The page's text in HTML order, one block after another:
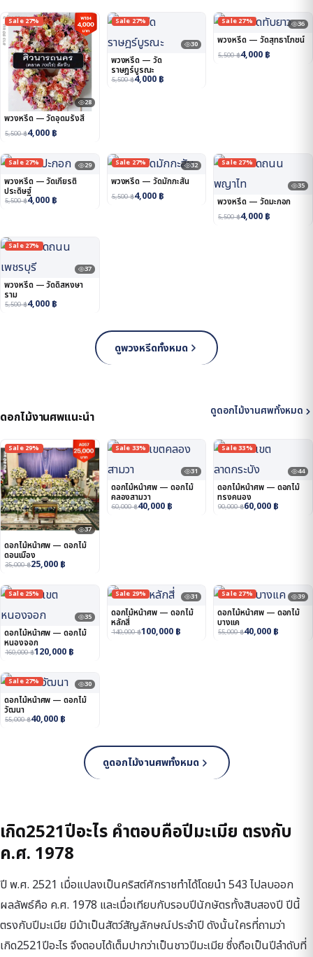
Sale 27%
28
พวงหรีด — วัดอุดมรังสี
5,500฿4,000 ฿
Sale 27%
30
พวงหรีด — วัด
ราษฎร์บูรณะ
5,500฿4,000 ฿
Sale 27% 36
พวงหรีด — วัดสุทธาโภชน์
5,500฿4,000 ฿
Sale 27% 29
พวงหรีด — วัดเกียรติ
ประดิษฐ์
5,500฿4,000 ฿
Sale 27% 32
พวงหรีด — วัดมักกะสัน
5,500฿4,000 ฿
Sale 27%
35
พวงหรีด — วัดมะกอก
5,500฿4,000 ฿
Sale 27%
37
พวงหรีด — วัดดิสหงษา
ราม
5,500฿4,000 ฿
ดูพวงหรีดทั้งหมด
ดอกไม้งานศพแนะนำ ดูดอกไม้งานศพทั้งหมด
Sale 29%
37
ดอกไม้หน้าศพ — ดอกไม้
ดอนเมือง
35,000฿25,000 ฿
Sale 33%
31
ดอกไม้หน้าศพ — ดอกไม้
คลองสามวา
60,000฿40,000 ฿
Sale 33%
44
ดอกไม้หน้าศพ — ดอกไม้
ทรงคนอง
90,000฿60,000 ฿
Sale 25%
35
ดอกไม้หน้าศพ — ดอกไม้
หนองจอก
160,000฿120,000 ฿
Sale 29% 31
ดอกไม้หน้าศพ — ดอกไม้
หลักสี่
140,000฿100,000 ฿
Sale 27% 39
ดอกไม้หน้าศพ — ดอกไม้
บางแค
55,000฿40,000 ฿
Sale 27% 30
ดอกไม้หน้าศพ — ดอกไม้
วัฒนา
55,000฿40,000 ฿
ดูดอกไม้งานศพทั้งหมด
เกิด2521ปีอะไร คำตอบคือปีมะเมีย ตรงกับ
ค.ศ. 1978
ปี พ.ศ. 2521 เมื่อแปลงเป็นคริสต์ศักราชทำได้โดยนำ 543 ไปลบออก
ผลลัพธ์คือ ค.ศ. 1978 และเมื่อเทียบกับรอบปีนักษัตรทั้งสิบสองปี ปีนี้
ตรงกับปีมะเมีย มีม้าเป็นสัตว์สัญลักษณ์ประจำปี ดังนั้นใครที่ถามว่า
เกิด2521ปีอะไร จึงตอบได้เต็มปากว่าเป็นชาวปีมะเมีย ซึ่งถือเป็นปีลำดับที่